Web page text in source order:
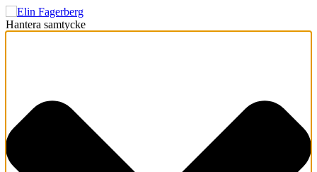
Hantera samtycke